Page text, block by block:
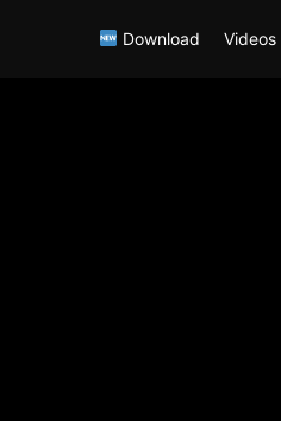
Download Videos